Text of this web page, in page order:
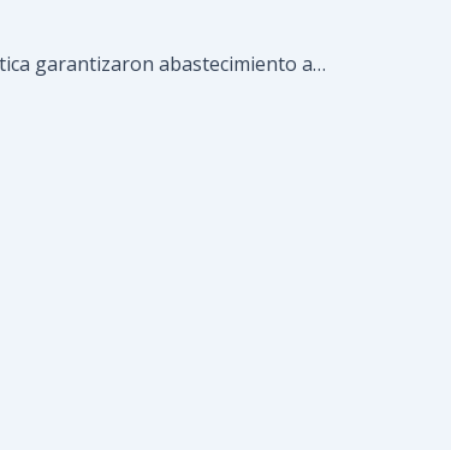
En Guare Guare y La Matica garantizaron abastecimiento a 500 familias en Guaicaipuro